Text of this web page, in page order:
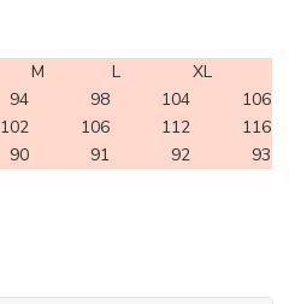
M L
XL
94 98 104
106
102 106 112
116
90 91 92 93